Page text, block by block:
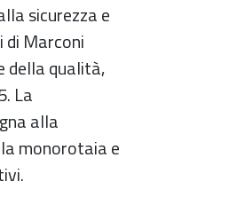
sicurezza e
Marconi
della qualità,
La
alla
monorotaia e